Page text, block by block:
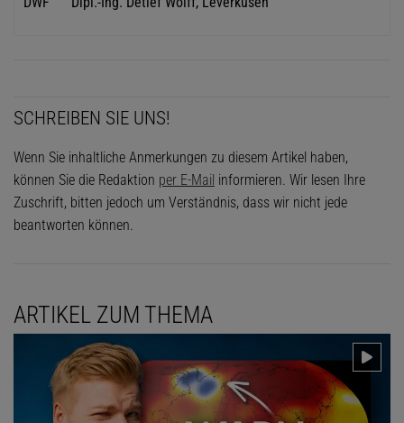
SCHREIBEN SIE UNS!
Wenn Sie inhaltliche Anmerkungen zu diesem Artikel haben,
können Sie die Redaktion per E-Mail informieren. Wir lesen Ihre
Zuschrift, bitten jedoch um Verständnis, dass wir nicht jede
beantworten können.
ARTIKEL ZUM THEMA